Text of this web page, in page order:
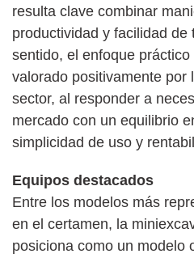
resulta clave combinar
productividad y facilidad de
sentido, el enfoque
valorado positivamente por
sector, al responder a
mercado con un equilibrio
simplicidad de uso y
Equipos destacados
Entre los modelos más
en el certamen, la
posiciona como un modelo